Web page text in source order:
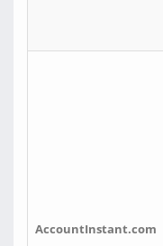
AccountInstant.com